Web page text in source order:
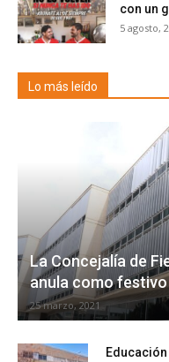
con un
5 agosto,
Lo más leído
La Concejalía de
anula como festivo
25 marzo, 2021